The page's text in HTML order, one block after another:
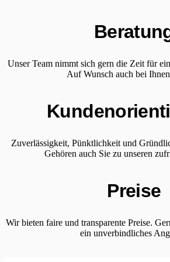
Unser Team nimmt sich gern die Zeit für
Auf Wunsch auch bei
Zuverlässigkeit, Pünktlichkeit und
Gehören auch Sie zu unseren
Preise
Wir bieten faire und transparente Preise.
ein unverbindliches